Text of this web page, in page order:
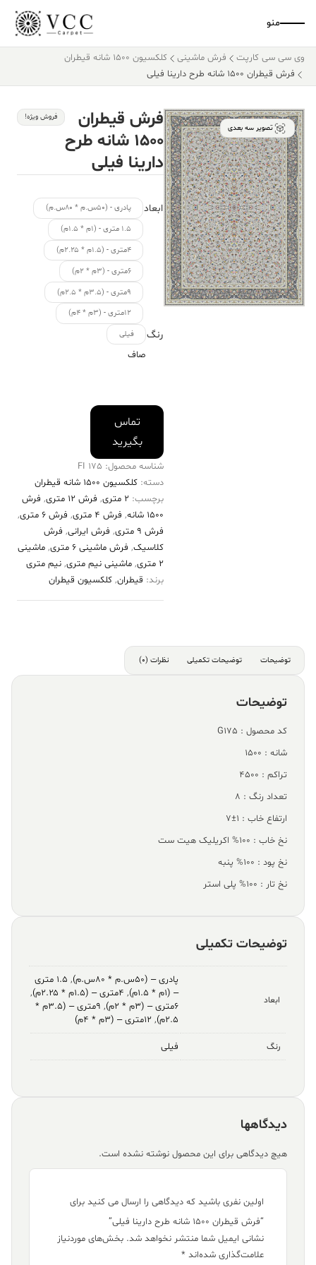
منو
وی سی سی کارپت فرش ماشینی
کلکسیون ۱۵۰۰ شانه قیطران
فرش قیطران ۱۵۰۰ شانه طرح دارینا فیلی
تصویر سه بعدی
فرش قیطران
۱۵۰۰ شانه طرح
دارینا فیلی
فروش ویژه!
ابعاد
پادری - (۵۰س.م * ۸۰س.م)
۱.۵ متری - (۱م * ۱.۵م)
۴متری - (۱.۵م * ۲.۲۵م)
۶متری - (۳م * ۲م)
۹متری - (۳.۵م * ۲.۵م)
۱۲متری - (۳م * ۴م)
رنگ فیلی
صاف
تماس
بگیرید
شناسه محصول: 175 FI
دسته: کلکسیون ۱۵۰۰ شانه قیطران
برچسب: 2 متری , فرش 12 متری , فرش
۱۵۰۰ شانه
, فرش 4 متری , فرش 6 متری
,
فرش 9 متری
, فرش ایرانی, فرش
کلاسیک, فرش ماشینی 6 متری , ماشینی
2 متری
, ماشینی نیم متری, نیم متری
برند: قیطران, کلکسیون قیطران
توضیحات توضیحات تکمیلی نظرات (0)
توضیحات
کد محصول : G175
شانه : 1500
تراکم : 4500
تعداد رنگ : 8
ارتفاع خاب : 1±7
نخ خاب : 100% اکریلیک هیت ست
نخ پود : 100% پنبه
نخ تار : 100% پلی استر
توضیحات تکمیلی
ابعاد
پادری – (۵۰س.م * ۸۰س.م) ,
۱.۵ متری
– (۱م * ۱.۵م)
, ۴متری – (۱.۵م * ۲.۲۵م)
,
۶متری – (۳م * ۲م)
,
۹متری – (۳.۵م *
۲.۵م)
, ۱۲متری – (۳م * ۴م)
رنگ فیلی
دیدگاهها
هیچ دیدگاهی برای این محصول نوشته نشده است.
اولین نفری باشید که دیدگاهی را ارسال می کنید برای
“فرش قیطران ۱۵۰۰ شانه طرح دارینا فیلی”
نشانی ایمیل شما منتشر نخواهد شد. بخش‌های موردنیاز
علامت‌گذاری شده‌اند *